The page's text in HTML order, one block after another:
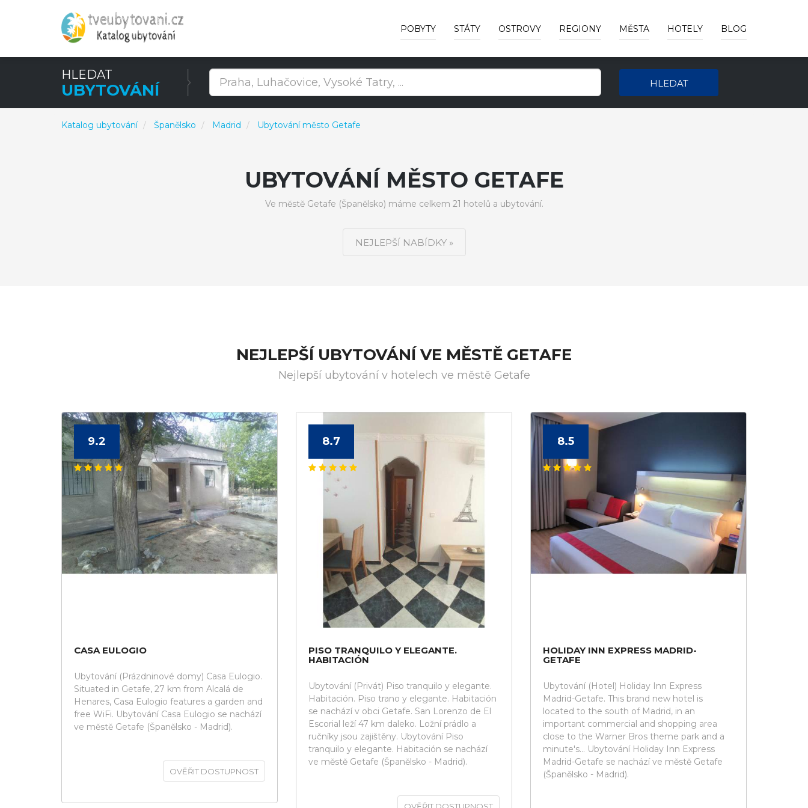
POBYTY STÁTY OSTROVY REGIONY MĚSTA HOTELY BLOG
HLEDAT
UBYTOVÁNÍ HLEDAT
Katalog ubytování Španělsko Madrid Ubytování město Getafe
UBYTOVÁNÍ MĚSTO GETAFE
Ve městě Getafe (Španělsko) máme celkem 21 hotelů a ubytování.
NEJLEPŠÍ NABÍDKY »
NEJLEPŠÍ UBYTOVÁNÍ VE MĚSTĚ GETAFE
Nejlepší ubytování v hotelech ve městě Getafe
9.2
CASA EULOGIO
Ubytování (Prázdninové domy) Casa Eulogio.
Situated in Getafe, 27 km from Alcalá de
Henares, Casa Eulogio features a garden and
free WiFi. Ubytování Casa Eulogio se nachází
ve městě Getafe (Španělsko - Madrid).
OVĚŘIT DOSTUPNOST
8.7
PISO TRANQUILO Y ELEGANTE.
HABITACIÓN
Ubytování (Privát) Piso tranquilo y elegante.
Habitación. Piso trano y elegante. Habitación
se nachází v obci Getafe. San Lorenzo de El
Escorial leží 47 km daleko. Ložní prádlo a
ručníky jsou zajištěny. Ubytování Piso
tranquilo y elegante. Habitación se nachází
ve městě Getafe (Španělsko - Madrid).
8.5
HOLIDAY INN EXPRESS MADRID-
GETAFE
Ubytování (Hotel) Holiday Inn Express
Madrid-Getafe. This brand new hotel is
located to the south of Madrid, in an
important commercial and shopping area
close to the Warner Bros theme park and a
minute's... Ubytování Holiday Inn Express
Madrid-Getafe se nachází ve městě Getafe
(Španělsko - Madrid).